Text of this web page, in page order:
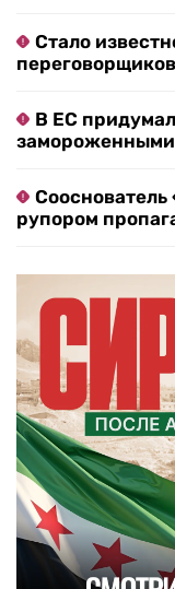
Стало
В ЕС
рупором